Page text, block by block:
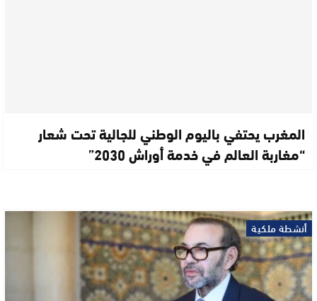
المغرب يحتفي باليوم الوطني للجالية تحت شعار
“مغاربة العالم في خدمة أوراش 2030”
أنشطة ملكية